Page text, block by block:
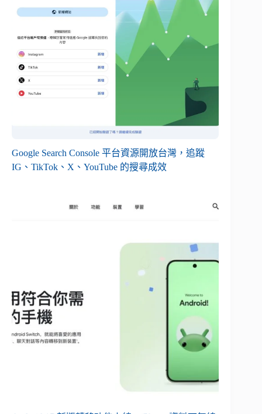
Google Search Console 平台資源開放台灣，追蹤
IG、TikTok、X、YouTube 的搜尋成效